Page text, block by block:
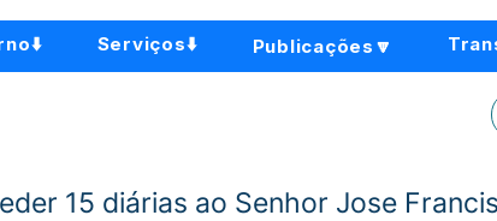
Serviços⬇️ Publicações🔽
15 diárias ao Senhor Jose